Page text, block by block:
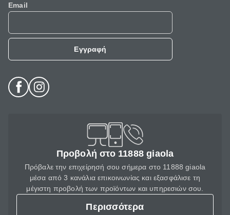
Email
Εγγραφή
Προβολή στο 11888 giaola
Πρόβαλε την επιχείρησή σου σήμερα στο 11888 giaola
μέσα από 3 κανάλια επικοινωνίας και εξασφάλισε τη
μέγιστη προβολή των προϊόντων και υπηρεσιών σου.
Περισσότερα